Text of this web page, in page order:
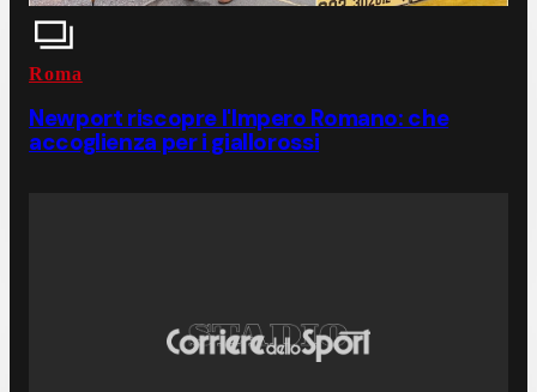
Roma
Newport riscopre l'Impero Romano: che
accoglienza per i giallorossi